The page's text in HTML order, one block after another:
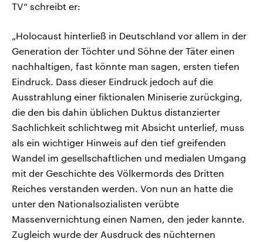
TV“ schreibt er:
„Holocaust hinterließ in Deutschland vor allem in der
Generation der Töchter und Söhne der Täter einen
nachhaltigen, fast könnte man sagen, ersten tiefen
Eindruck. Dass dieser Eindruck jedoch auf die
Ausstrahlung einer fiktionalen Miniserie zurückging,
die den bis dahin üblichen Duktus distanzierter
Sachlichkeit schlichtweg mit Absicht unterlief, muss
als ein wichtiger Hinweis auf den tief greifenden
Wandel im gesellschaftlichen und medialen Umgang
mit der Geschichte des Völkermords des Dritten
Reiches verstanden werden. Von nun an hatte die
unter den Nationalsozialisten verübte
Massenvernichtung einen Namen, den jeder kannte.
Zugleich wurde der Ausdruck des nüchternen